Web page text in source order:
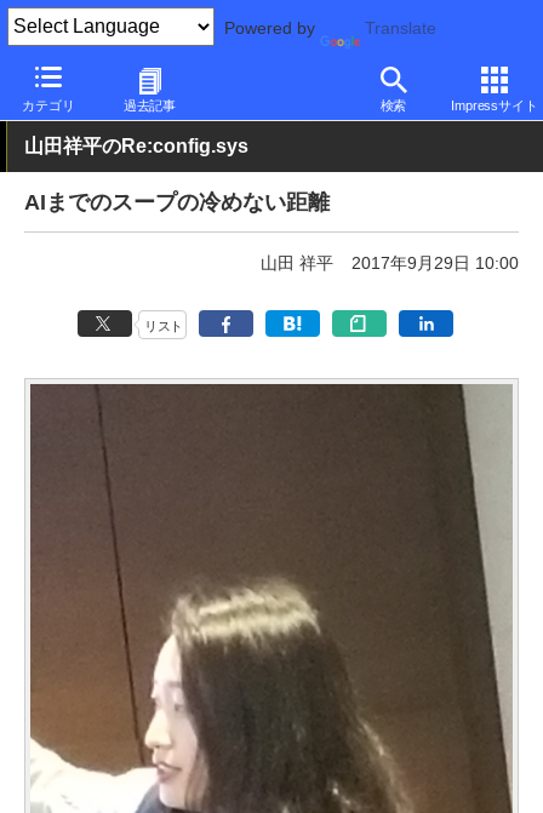
Powered by Translate
カテゴリ 過去記事 検索 Impressサイト
PC Watch 市場 技術
山田祥平のRe:config.sys
AIまでのスープの冷めない距離
山田 祥平 2017年9月29日 10:00
リスト